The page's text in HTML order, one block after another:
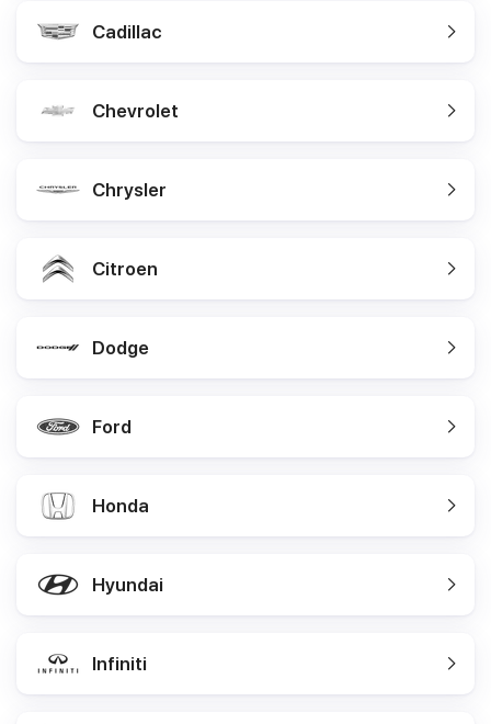
Cadillac
Chevrolet
Chrysler
Citroen
Dodge
Ford
Honda
Hyundai
Infiniti